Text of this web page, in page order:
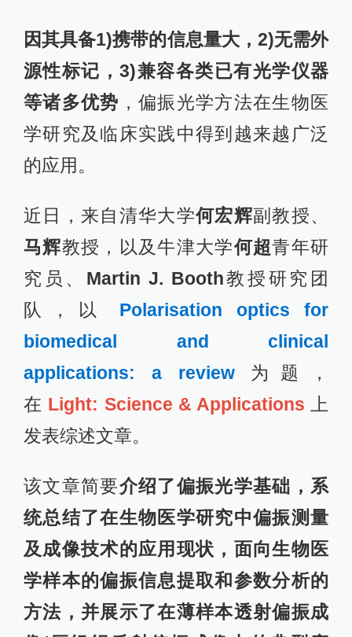
因其具备1)携带的信息量大，2)无需外
源性标记，3)兼容各类已有光学仪器
等诸多优势 ，偏振光学方法在生物医
学研究及临床实践中得到越来越广泛
的应用。
近日，来自清华大学何宏辉副教授、
马辉教授，以及牛津大学何超青年研
究员、 Martin J. Booth教授研究团
队，以
Polarisation optics for
biomedical and clinical
applications: a review为题，
在 Light: Science & Applications 上
发表综述文章。
该文章简要介绍了偏振光学基础，系
统总结了在生物医学研究中偏振测量
及成像技术的应用现状，面向生物医
学样本的偏振信息提取和参数分析的
方法，并展示了在薄样本透射偏振成